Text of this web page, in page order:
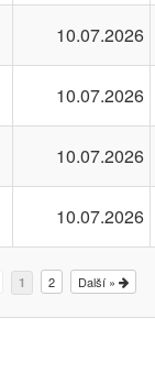
10.07.2026
10.07.2026
10.07.2026
10.07.2026
1 2 Další »